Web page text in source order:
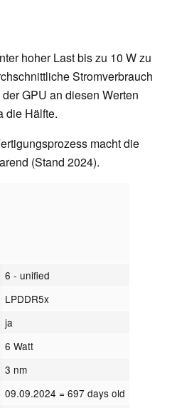
hoher Last bis zu 10 W zu
Stromverbrauch
GPU an diesen Werten
die Hälfte.
macht die
(Stand 2024).
6 - unified
LPDDR5x
ja
6 Watt
3 nm
09.09.2024 = 697 days old